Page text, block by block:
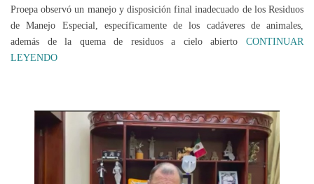
Proepa observó un manejo y disposición final inadecuado de los Residuos
de Manejo Especial, específicamente de los cadáveres de animales,
además de la quema de residuos a cielo abierto CONTINUAR
LEYENDO